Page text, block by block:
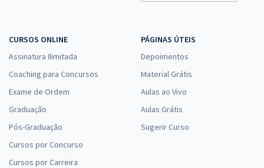
CURSOS ONLINE
Assinatura Ilimitada
Coaching para Concursos
Exame de Ordem
Graduação
Pós-Graduação
Cursos por Concurso
Cursos por Carreira
PÁGINAS ÚTEIS
Depoimentos
Material Grátis
Aulas ao Vivo
Aulas Grátis
Sugerir Curso